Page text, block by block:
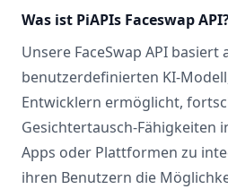
Was ist PiAPIs Faceswap
Unsere FaceSwap API basiert
benutzerdefinierten KI-
Entwicklern ermöglicht,
Gesichtertausch-Fähigkeiten
Apps oder Plattformen zu
ihren Benutzern die